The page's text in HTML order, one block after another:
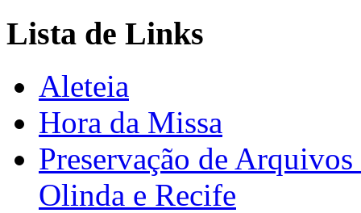
Lista de Links
Aleteia
Hora da Missa
Preservação de
Olinda e Recife